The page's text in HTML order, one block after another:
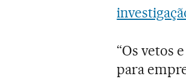
“Os vetos
para